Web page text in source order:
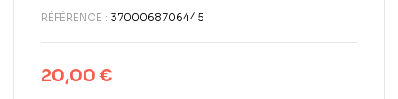
RÉFÉRENCE : 3700068706445
20,00 €